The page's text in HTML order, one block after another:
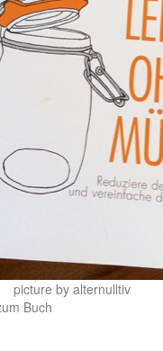
picture by alternulltiv
Buch